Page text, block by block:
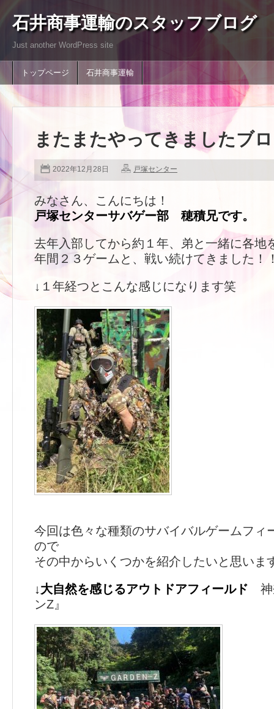
石井商事運輸のスタッフブログ
Just another WordPress site
トップページ 石井商事運輸
またまたやってきましたブ
2022年12月28日 戸塚センター
みなさん、こんにちは！
戸塚センターサバゲー部 穂積兄です。
去年入部してから約１年、弟と一緒に各地
年間２３ゲームと、戦い続けてきました！
↓１年経つとこんな感じになります笑
今回は色々な種類のサバイバルゲームフィ
ので
その中からいくつかを紹介したいと思いま
↓大自然を感じるアウトドアフィールド 神
ンZ』